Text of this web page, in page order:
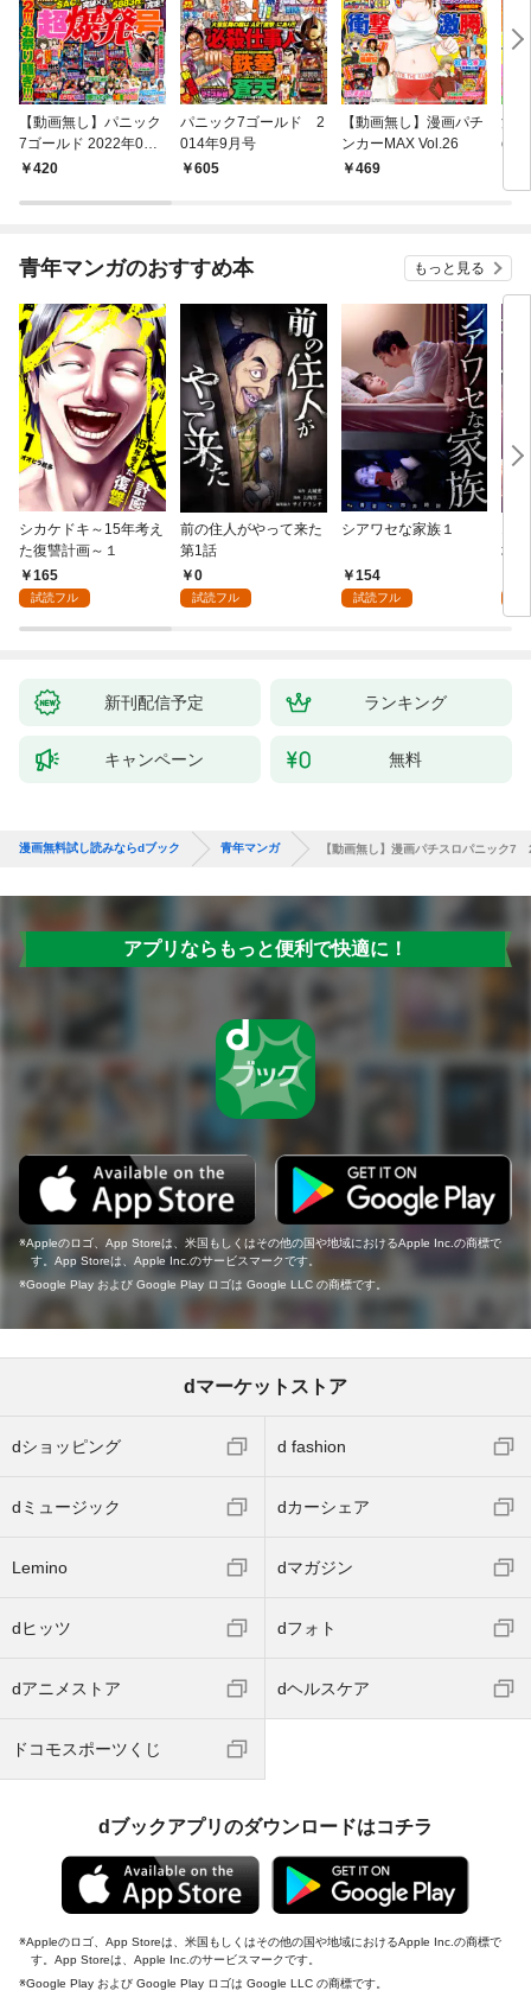
【動画無し】パニック
7ゴールド 2022年06
月号420
パニック7ゴールド 2
014年9月号
605
【動画無し】漫画パチ
ンカーMAX Vol.26
469
漫
青年マンガのおすすめ本 もっと見る
シカケドキ～15年考え
た復讐計画～１
165
試読フル
前の住人がやって来た
第1話
0
試読フル
シアワセな家族１
154
試読フル
地
新刊配信予定 ランキング
キャンペーン 無料
漫画無料試し読みならdブック 青年マンガ 【動画無し】漫画パチスロパニック7
アプリならもっと便利で快適に！
Appleのロゴ、App Storeは、米国もしくはその他の国や地域におけるApple Inc.の商標で
す。App Storeは、Apple Inc.のサービスマークです。
Google Play および Google Play ロゴは Google LLC の商標です。
dマーケットストア
dショッピング d fashion
dミュージック dカーシェア
Lemino dマガジン
dヒッツ dフォト
dアニメストア dヘルスケア
ドコモスポーツくじ
dブックアプリのダウンロードはコチラ
Appleのロゴ、App Storeは、米国もしくはその他の国や地域におけるApple Inc.の商標で
す。App Storeは、Apple Inc.のサービスマークです。
Google Play および Google Play ロゴは Google LLC の商標です。